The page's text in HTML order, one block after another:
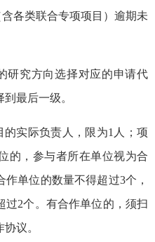
各类联合专项项目）逾期未
研究方向选择对应的申请代
最后一级。
实际负责人，限为1人；项
的，参与者所在单位视为合
单位的数量不得超过3个，
过2个。有合作单位的，须扫
议。